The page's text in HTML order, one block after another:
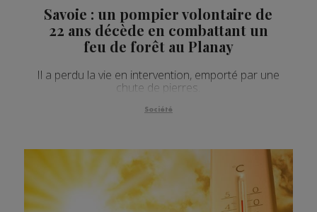
Savoie : un pompier volontaire de
22 ans décède en combattant un
feu de forêt au Planay
Il a perdu la vie en intervention, emporté par une
chute de pierres.
Société